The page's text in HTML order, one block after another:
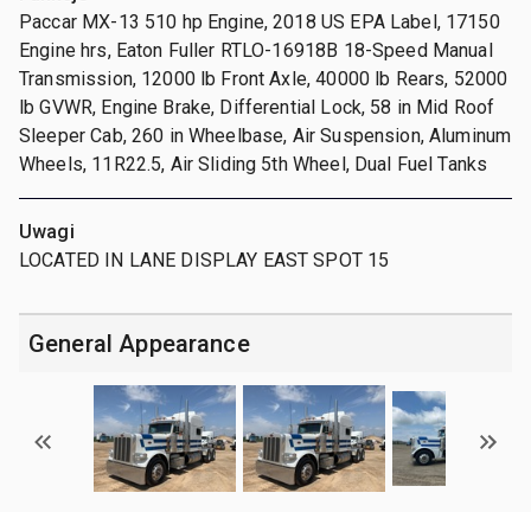
Paccar MX-13 510 hp Engine, 2018 US EPA Label, 17150
Engine hrs, Eaton Fuller RTLO-16918B 18-Speed Manual
Transmission, 12000 lb Front Axle, 40000 lb Rears, 52000
lb GVWR, Engine Brake, Differential Lock, 58 in Mid Roof
Sleeper Cab, 260 in Wheelbase, Air Suspension, Aluminum
Wheels, 11R22.5, Air Sliding 5th Wheel, Dual Fuel Tanks
Uwagi
LOCATED IN LANE DISPLAY EAST SPOT 15
General Appearance